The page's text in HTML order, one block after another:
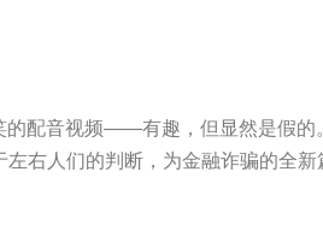
的配音视频——有趣，但显然是假的
右人们的判断，为金融诈骗的全